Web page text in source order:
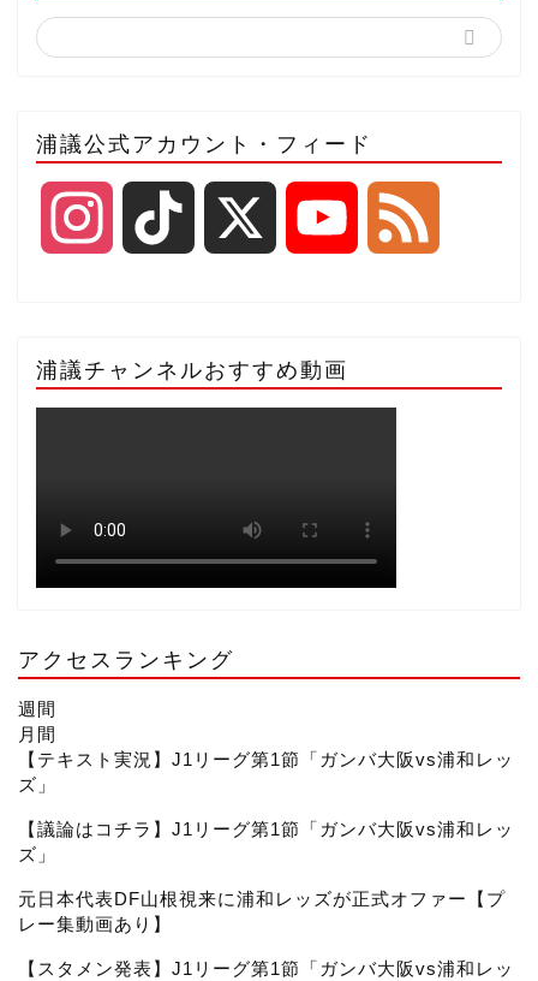
浦議公式アカウント・フィード
s
r
浦議チャンネルおすすめ動画
アクセスランキング
週間
月間
【テキスト実況】J1リーグ第1節「ガンバ大阪vs浦和レッ
ズ」
【議論はコチラ】J1リーグ第1節「ガンバ大阪vs浦和レッ
ズ」
元日本代表DF山根視来に浦和レッズが正式オファー【プ
レー集動画あり】
【スタメン発表】J1リーグ第1節「ガンバ大阪vs浦和レッ